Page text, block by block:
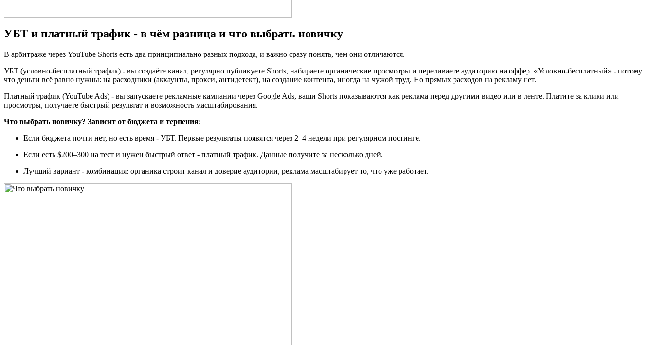
УБТ и платный трафик - в чём разница и что выбрать новичку
В арбитраже через YouTube Shorts есть два принципиально разных подхода, и важно сразу понять, чем они отличаются.
УБТ (условно-бесплатный трафик) - вы создаёте канал, регулярно публикуете Shorts, набираете органические просмотры и переливаете аудиторию на оффер. «Условно-бесплатный» - потому
что деньги всё равно нужны: на расходники (аккаунты, прокси, антидетект), на создание контента, иногда на чужой труд. Но прямых расходов на рекламу нет.
Платный трафик (YouTube Ads) - вы запускаете рекламные кампании через Google Ads, ваши Shorts показываются как реклама перед другими видео или в ленте. Платите за клики или
просмотры, получаете быстрый результат и возможность масштабирования.
Что выбрать новичку? Зависит от бюджета и терпения:
Если бюджета почти нет, но есть время - УБТ. Первые результаты появятся через 2–4 недели при регулярном постинге.
Если есть $200–300 на тест и нужен быстрый ответ - платный трафик. Данные получите за несколько дней.
Лучший вариант - комбинация: органика строит канал и доверие аудитории, реклама масштабирует то, что уже работает.